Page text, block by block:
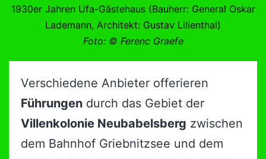
1930er Jahren Ufa-Gästehaus (Bauherr: General Oskar
Lademann, Architekt: Gustav Lilienthal)
Foto: © Ferenc Graefe
Verschiedene Anbieter offerieren
Führungen durch das Gebiet der
Villenkolonie Neubabelsberg zwischen
dem Bahnhof Griebnitzsee und dem